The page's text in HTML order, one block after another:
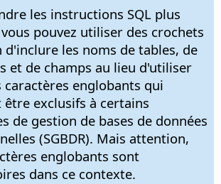
les instructions SQL plus
pouvez utiliser des crochets
d'inclure les noms de tables, de
et de champs au lieu d'utiliser
caractères englobants qui
être exclusifs à certains
de gestion de bases de données
(SGBDR). Mais attention,
englobants sont
dans ce contexte.